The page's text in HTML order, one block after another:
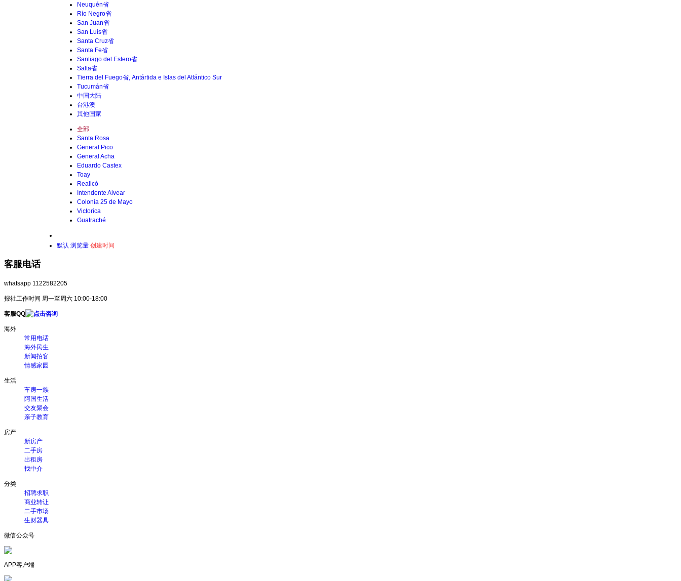
Neuquén省
Río Negro省
San Juan省
San Luis省
Santa Cruz省
Santa Fe省
Santiago del Estero省
Salta省
Tierra del Fuego省, Antártida e Islas del Atlántico Sur
Tucumán省
中国大陆
台港澳
其他国家
全部
Santa Rosa
General Pico
General Acha
Eduardo Castex
Toay
Realicó
Intendente Alvear
Colonia 25 de Mayo
Victorica
Guatraché
默认 浏览量 创建时间
客服电话
whatsapp 1122582205
报社工作时间 周一至周六 10:00-18:00
客服QQ
海外
常用电话
海外民生
新闻拍客
情感家园
生活
车房一族
阿国生活
交友聚会
亲子教育
房产
新房产
二手房
出租房
找中介
分类
招聘求职
商业转让
二手市场
生财器具
微信公众号
APP客户端